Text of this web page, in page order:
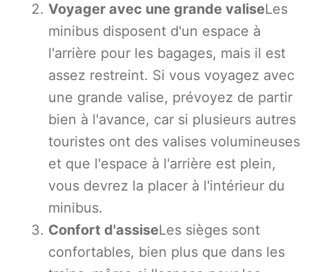
Voyager avec une grande valiseLes
minibus disposent d'un espace à
l'arrière pour les bagages, mais il est
assez restreint. Si vous voyagez avec
une grande valise, prévoyez de partir
bien à l'avance, car si plusieurs autres
touristes ont des valises volumineuses
et que l'espace à l'arrière est plein,
vous devrez la placer à l'intérieur du
minibus.
Confort d'assiseLes sièges sont
confortables, bien plus que dans les